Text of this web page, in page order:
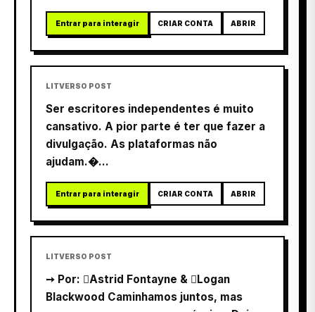
Entrar para interagir CRIAR CONTA ABRIR
LITVERSO POST
Ser escritores independentes é muito
cansativo. A pior parte é ter que fazer a
divulgação. As plataformas não
ajudam.�...
Entrar para interagir CRIAR CONTA ABRIR
LITVERSO POST
➙ Por: Astrid Fontayne & Logan
Blackwood Caminhamos juntos, mas